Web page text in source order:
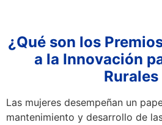
¿Qué son los
a la Innovación
Rurales
Las mujeres desempeñan un
mantenimiento y desarrollo de